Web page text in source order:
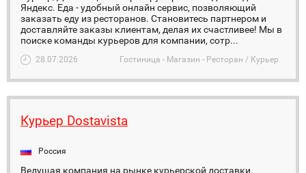
Яндекс. Еда - удобный онлайн сервис, позволяющий
заказать еду из ресторанов. Становитесь партнером и
доставляйте заказы клиентам, делая их счастливее! Мы в
поиске команды курьеров для компании, сотр...
28.07.2026 Гостиница - Магазин - Ресторан / Курьер
Курьер Dostavista
Россия
Ведущая компания на рынке курьерской доставки.